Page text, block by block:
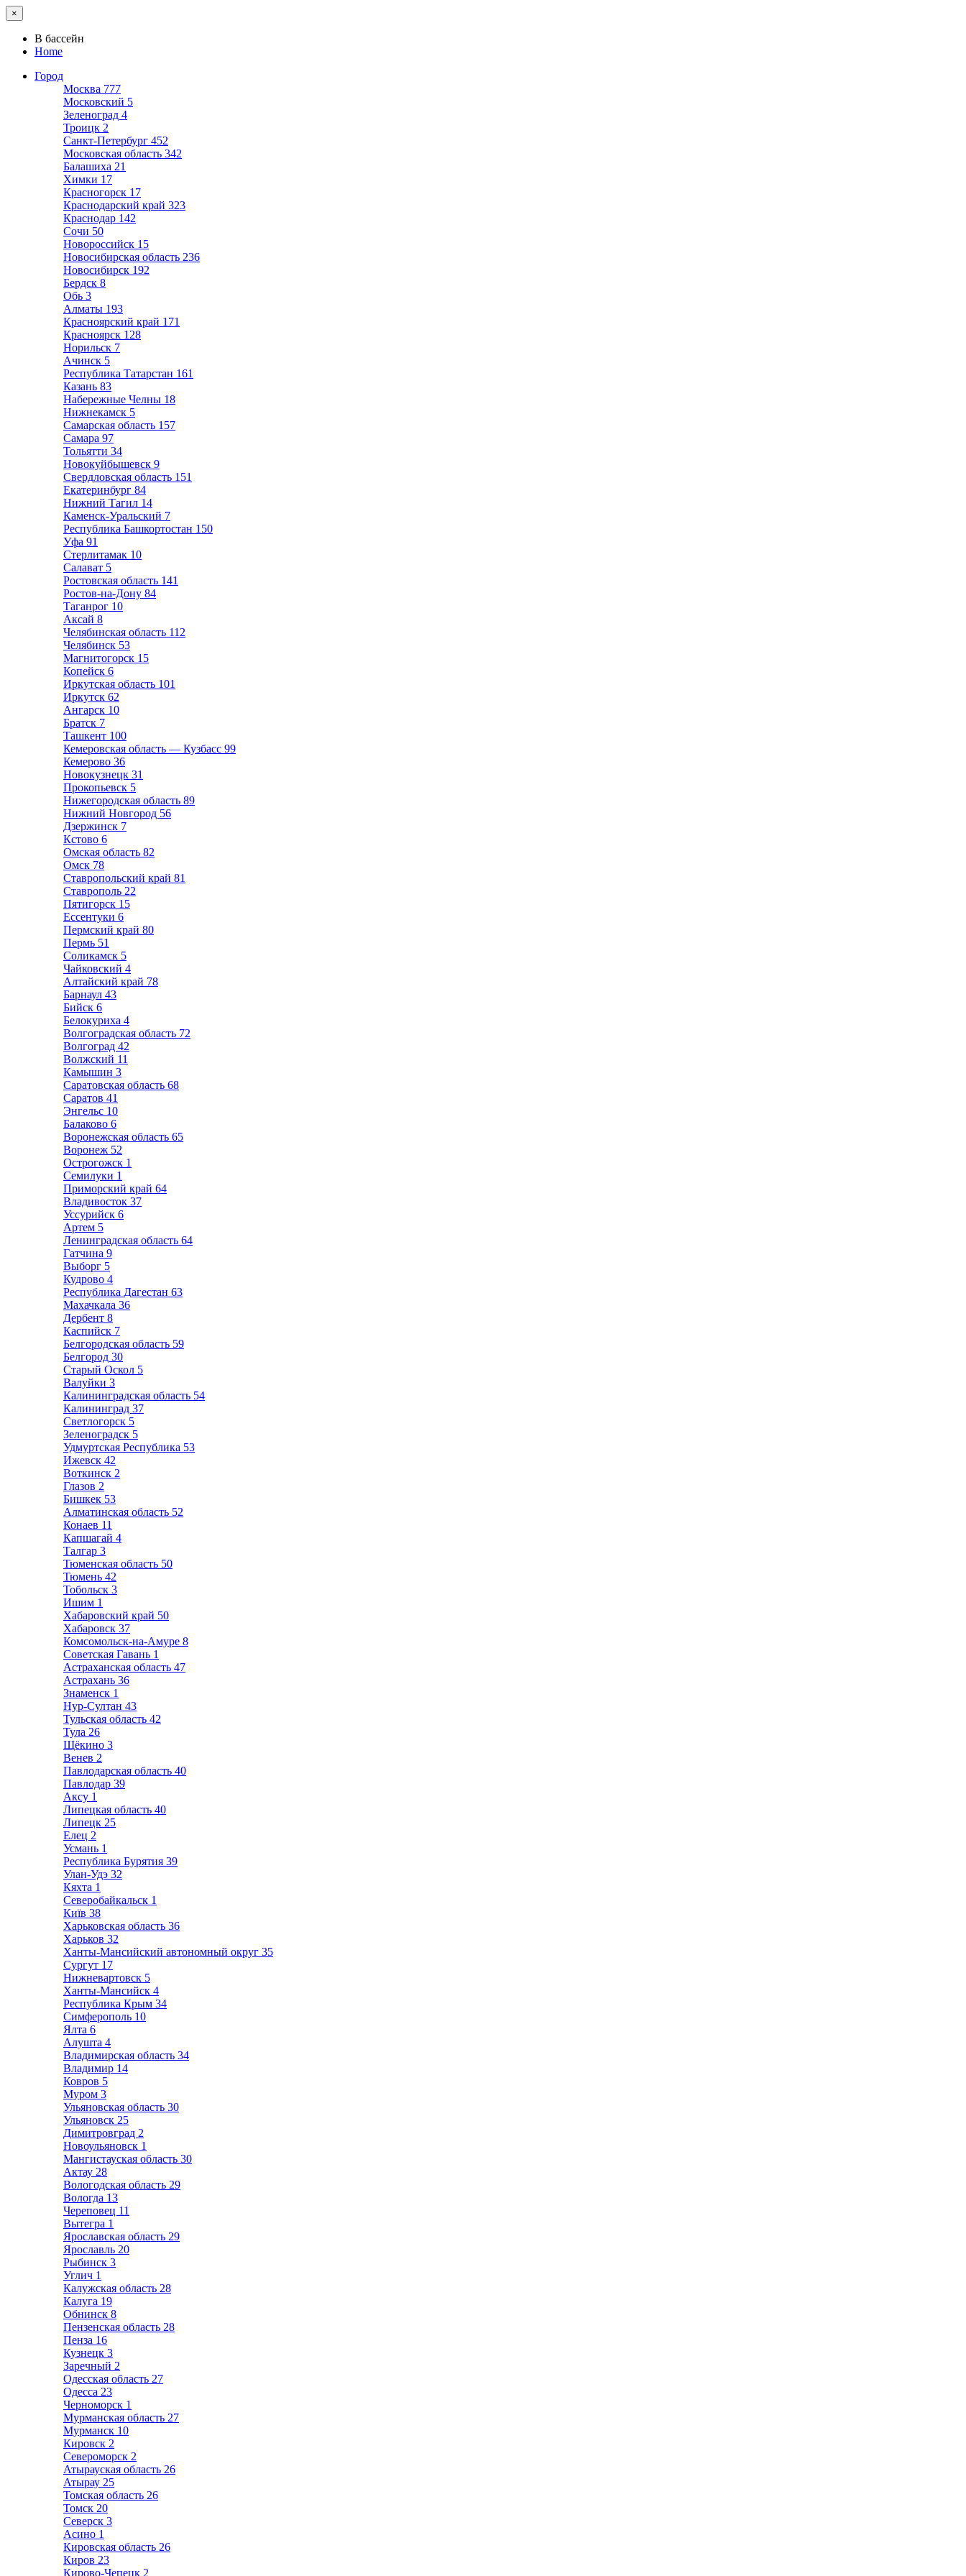
×
В бассейн
Home
Город
Москва 777
Московский 5
Зеленоград 4
Троицк 2
Санкт-Петербург 452
Московская область 342
Балашиха 21
Химки 17
Красногорск 17
Краснодарский край 323
Краснодар 142
Сочи 50
Новороссийск 15
Новосибирская область 236
Новосибирск 192
Бердск 8
Обь 3
Алматы 193
Красноярский край 171
Красноярск 128
Норильск 7
Ачинск 5
Республика Татарстан 161
Казань 83
Набережные Челны 18
Нижнекамск 5
Самарская область 157
Самара 97
Тольятти 34
Новокуйбышевск 9
Свердловская область 151
Екатеринбург 84
Нижний Тагил 14
Каменск-Уральский 7
Республика Башкортостан 150
Уфа 91
Стерлитамак 10
Салават 5
Ростовская область 141
Ростов-на-Дону 84
Таганрог 10
Аксай 8
Челябинская область 112
Челябинск 53
Магнитогорск 15
Копейск 6
Иркутская область 101
Иркутск 62
Ангарск 10
Братск 7
Ташкент 100
Кемеровская область — Кузбасс 99
Кемерово 36
Новокузнецк 31
Прокопьевск 5
Нижегородская область 89
Нижний Новгород 56
Дзержинск 7
Кстово 6
Омская область 82
Омск 78
Ставропольский край 81
Ставрополь 22
Пятигорск 15
Ессентуки 6
Пермский край 80
Пермь 51
Соликамск 5
Чайковский 4
Алтайский край 78
Барнаул 43
Бийск 6
Белокуриха 4
Волгоградская область 72
Волгоград 42
Волжский 11
Камышин 3
Саратовская область 68
Саратов 41
Энгельс 10
Балаково 6
Воронежская область 65
Воронеж 52
Острогожск 1
Семилуки 1
Приморский край 64
Владивосток 37
Уссурийск 6
Артем 5
Ленинградская область 64
Гатчина 9
Выборг 5
Кудрово 4
Республика Дагестан 63
Махачкала 36
Дербент 8
Каспийск 7
Белгородская область 59
Белгород 30
Старый Оскол 5
Валуйки 3
Калининградская область 54
Калининград 37
Светлогорск 5
Зеленоградск 5
Удмуртская Республика 53
Ижевск 42
Воткинск 2
Глазов 2
Бишкек 53
Алматинская область 52
Конаев 11
Капшагай 4
Талгар 3
Тюменская область 50
Тюмень 42
Тобольск 3
Ишим 1
Хабаровский край 50
Хабаровск 37
Комсомольск-на-Амуре 8
Советская Гавань 1
Астраханская область 47
Астрахань 36
Знаменск 1
Нур-Султан 43
Тульская область 42
Тула 26
Щёкино 3
Венев 2
Павлодарская область 40
Павлодар 39
Аксу 1
Липецкая область 40
Липецк 25
Елец 2
Усмань 1
Республика Бурятия 39
Улан-Удэ 32
Кяхта 1
Северобайкальск 1
Київ 38
Харьковская область 36
Харьков 32
Ханты-Мансийский автономный округ 35
Сургут 17
Нижневартовск 5
Ханты-Мансийск 4
Республика Крым 34
Симферополь 10
Ялта 6
Алушта 4
Владимирская область 34
Владимир 14
Ковров 5
Муром 3
Ульяновская область 30
Ульяновск 25
Димитровград 2
Новоульяновск 1
Мангистауская область 30
Актау 28
Вологодская область 29
Вологда 13
Череповец 11
Вытегра 1
Ярославская область 29
Ярославль 20
Рыбинск 3
Углич 1
Калужская область 28
Калуга 19
Обнинск 8
Пензенская область 28
Пенза 16
Кузнецк 3
Заречный 2
Одесская область 27
Одесса 23
Черноморск 1
Мурманская область 27
Мурманск 10
Кировск 2
Североморск 2
Атырауская область 26
Атырау 25
Томская область 26
Томск 20
Северск 3
Асино 1
Кировская область 26
Киров 23
Кирово-Чепецк 2